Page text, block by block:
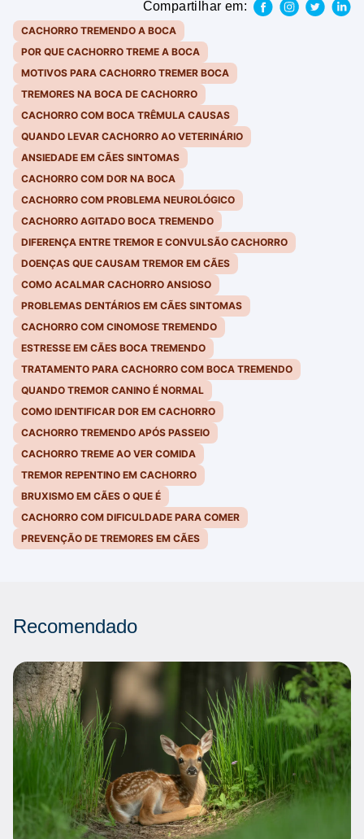
Compartilhar em:
CACHORRO TREMENDO A BOCA
POR QUE CACHORRO TREME A BOCA
MOTIVOS PARA CACHORRO TREMER BOCA
TREMORES NA BOCA DE CACHORRO
CACHORRO COM BOCA TRÊMULA CAUSAS
QUANDO LEVAR CACHORRO AO VETERINÁRIO
ANSIEDADE EM CÃES SINTOMAS
CACHORRO COM DOR NA BOCA
CACHORRO COM PROBLEMA NEUROLÓGICO
CACHORRO AGITADO BOCA TREMENDO
DIFERENÇA ENTRE TREMOR E CONVULSÃO CACHORRO
DOENÇAS QUE CAUSAM TREMOR EM CÃES
COMO ACALMAR CACHORRO ANSIOSO
PROBLEMAS DENTÁRIOS EM CÃES SINTOMAS
CACHORRO COM CINOMOSE TREMENDO
ESTRESSE EM CÃES BOCA TREMENDO
TRATAMENTO PARA CACHORRO COM BOCA TREMENDO
QUANDO TREMOR CANINO É NORMAL
COMO IDENTIFICAR DOR EM CACHORRO
CACHORRO TREMENDO APÓS PASSEIO
CACHORRO TREME AO VER COMIDA
TREMOR REPENTINO EM CACHORRO
BRUXISMO EM CÃES O QUE É
CACHORRO COM DIFICULDADE PARA COMER
PREVENÇÃO DE TREMORES EM CÃES
Recomendado